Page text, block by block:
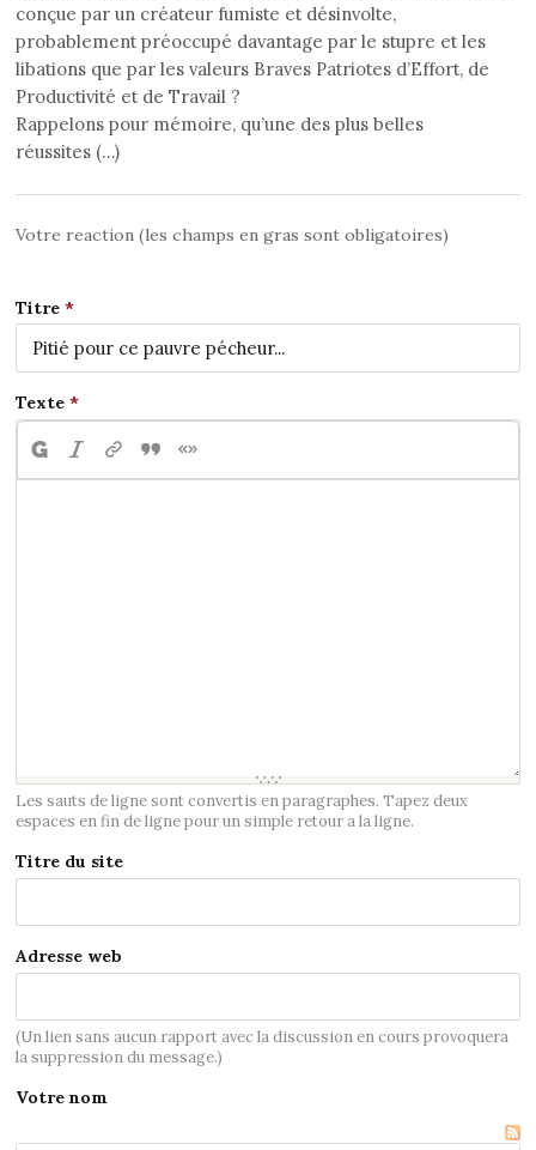
conçue par un créateur fumiste et désinvolte,
probablement préoccupé davantage par le stupre et les
libations que par les valeurs Braves Patriotes d’Effort, de
Productivité et de Travail ?
Rappelons pour mémoire, qu’une des plus belles
réussites (…)
Votre reaction (les champs en gras sont obligatoires)
Titre
Texte
Les sauts de ligne sont convertis en paragraphes. Tapez deux
espaces en fin de ligne pour un simple retour a la ligne.
Titre du site
Adresse web
(Un lien sans aucun rapport avec la discussion en cours provoquera
la suppression du message.)
Votre nom